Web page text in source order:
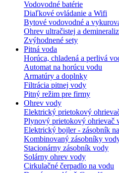
Vodovodné batérie
Diaľkové ovládanie a Wifi
Bytové vodovodné a
Ohrev ultračistej a
Zvýhodnené sety
Pitná voda
Horúca, chladená a perlivá
Automat na horúcu vodu
Armatúry a doplnky
Filtrácia pitnej vody
Pitný režim pre firmy
Ohrev vody
Elektrický prietokový
Plynový prietokový ohrievač
Elektrický bojler - zásobník
Kombinovaný zásobníky
Stacionárny zásobník vody
Solárny ohrev vody
Cirkulačné čerpadlo na vodu